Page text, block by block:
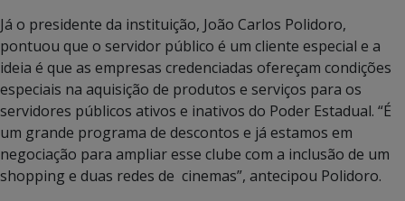
Já o presidente da instituição, João Carlos Polidoro,
pontuou que o servidor público é um cliente especial e a
ideia é que as empresas credenciadas ofereçam condições
especiais na aquisição de produtos e serviços para os
servidores públicos ativos e inativos do Poder Estadual. “É
um grande programa de descontos e já estamos em
negociação para ampliar esse clube com a inclusão de um
shopping e duas redes de cinemas”, antecipou Polidoro.